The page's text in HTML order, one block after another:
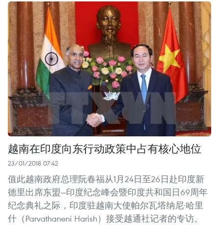
越南在印度向东行动政策中占有核心地位
23/01/2018 07:42
值此越南政府总理阮春福从1月24日至26日赴印度新
德里出席东盟—印度纪念峰会暨印度共和国日69周年
纪念典礼之际，印度驻越南大使帕尔瓦塔纳尼·哈里
什（Parvathaneni Harish）接受越通社记者的专访。